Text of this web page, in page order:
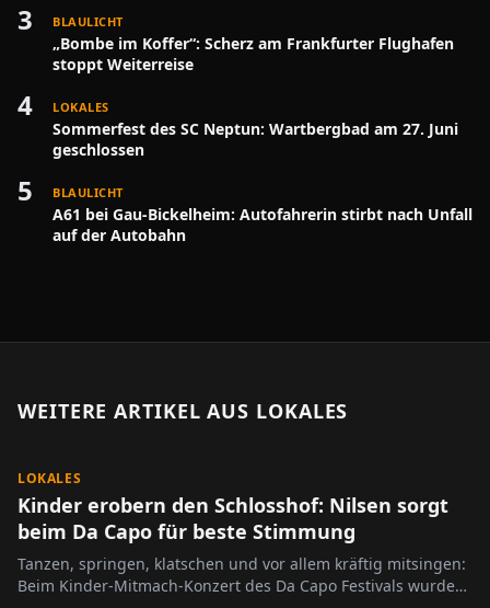
3 BLAULICHT
„Bombe im Koffer“: Scherz am Frankfurter Flughafen
stoppt Weiterreise
4 LOKALES
Sommerfest des SC Neptun: Wartbergbad am 27. Juni
geschlossen
5 BLAULICHT
A61 bei Gau-Bickelheim: Autofahrerin stirbt nach Unfall
auf der Autobahn
WEITERE ARTIKEL AUS LOKALES
LOKALES
Kinder erobern den Schlosshof: Nilsen sorgt
beim Da Capo für beste Stimmung
Tanzen, springen, klatschen und vor allem kräftig mitsingen:
Beim Kinder-Mitmach-Konzert des Da Capo Festivals wurde